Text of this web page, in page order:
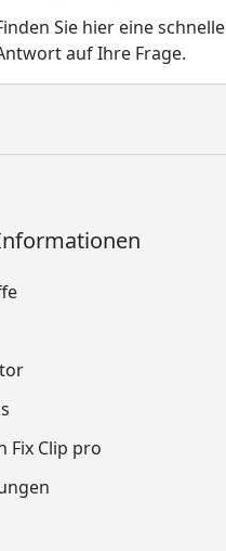
Sie hier eine schnelle
auf Ihre Frage.
Fix Clip pro